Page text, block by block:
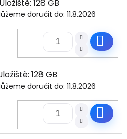
128 GB
doručit do: 11.8.2026
128 GB
doručit do: 11.8.2026